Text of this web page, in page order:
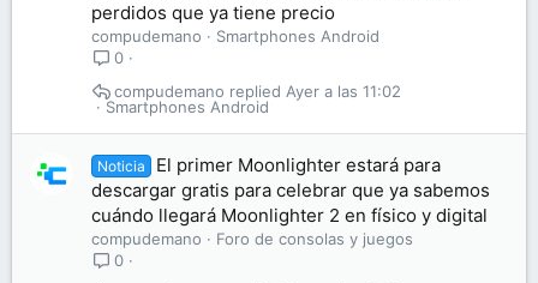
perdidos que ya tiene precio
compudemano
Smartphones Android
0
Smartphones Android
Ayer a las 11:02
compudemano
Noticia
El primer Moonlighter estará para
descargar gratis para celebrar que ya sabemos
cuándo llegará Moonlighter 2 en físico y digital
compudemano
Foro de consolas y juegos
0